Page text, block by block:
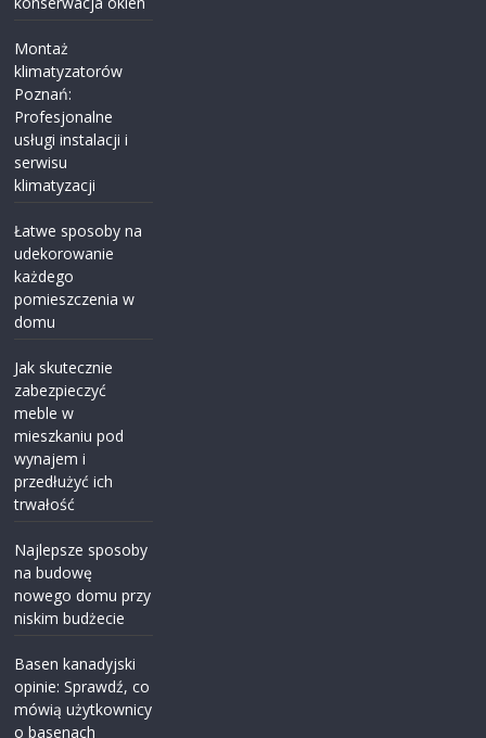
Montaż
klimatyzatorów
Poznań:
Profesjonalne
usługi instalacji i
serwisu
klimatyzacji
Łatwe sposoby na
udekorowanie
każdego
pomieszczenia w
domu
Jak skutecznie
zabezpieczyć
meble w
mieszkaniu pod
wynajem i
przedłużyć ich
trwałość
Najlepsze sposoby
na budowę
nowego domu przy
niskim budżecie
Basen kanadyjski
opinie: Sprawdź, co
mówią użytkownicy
o basenach